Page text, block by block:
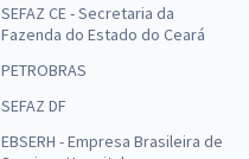
SEFAZ CE - Secretaria da
Fazenda do Estado do Ceará
PETROBRAS
SEFAZ DF
EBSERH - Empresa Brasileira de